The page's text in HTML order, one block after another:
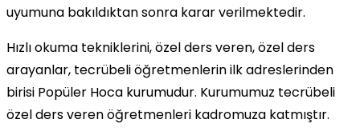
uyumuna bakıldıktan sonra karar verilmektedir.
Hızlı okuma tekniklerini, özel ders veren, özel ders
arayanlar, tecrübeli öğretmenlerin ilk adreslerinden
birisi Popüler Hoca kurumudur. Kurumumuz tecrübeli
özel ders veren öğretmenleri kadromuza katmıştır.